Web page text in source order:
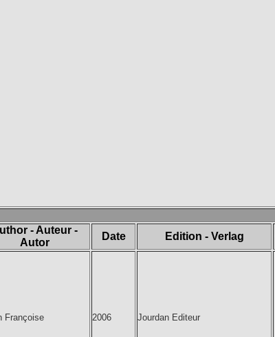
- Auteur -
Autor
Date Edition - Verlag
Françoise 2006 Jourdan Editeur